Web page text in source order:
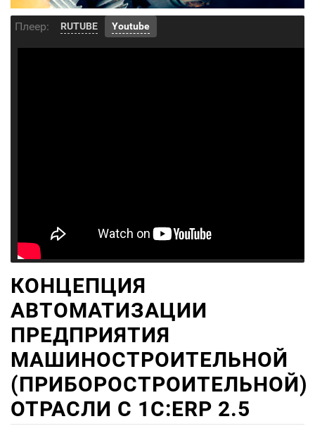
Плеер: RUTUBE Youtube
КОНЦЕПЦИЯ
АВТОМАТИЗАЦИИ
ПРЕДПРИЯТИЯ
МАШИНОСТРОИТЕЛЬНОЙ
(ПРИБОРОСТРОИТЕЛЬНОЙ)
ОТРАСЛИ С 1С:ERP 2.5